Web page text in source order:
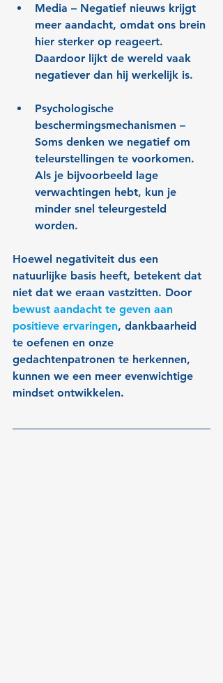
Media – Negatief nieuws krijgt
meer aandacht, omdat ons brein
hier sterker op reageert.
Daardoor lijkt de wereld vaak
negatiever dan hij werkelijk is.
Psychologische
beschermingsmechanismen –
Soms denken we negatief om
teleurstellingen te voorkomen.
Als je bijvoorbeeld lage
verwachtingen hebt, kun je
minder snel teleurgesteld
worden.
Hoewel negativiteit dus een
natuurlijke basis heeft, betekent dat
niet dat we eraan vastzitten. Door
bewust aandacht te geven aan
positieve ervaringen, dankbaarheid
te oefenen en onze
gedachtenpatronen te herkennen,
kunnen we een meer evenwichtige
mindset ontwikkelen.